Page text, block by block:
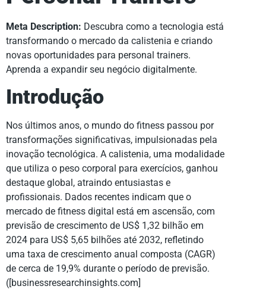
Meta Description: Descubra como a tecnologia está
transformando o mercado da calistenia e criando
novas oportunidades para personal trainers.
Aprenda a expandir seu negócio digitalmente.
Introdução
Nos últimos anos, o mundo do fitness passou por
transformações significativas, impulsionadas pela
inovação tecnológica. A calistenia, uma modalidade
que utiliza o peso corporal para exercícios, ganhou
destaque global, atraindo entusiastas e
profissionais. Dados recentes indicam que o
mercado de fitness digital está em ascensão, com
previsão de crescimento de US$ 1,32 bilhão em
2024 para US$ 5,65 bilhões até 2032, refletindo
uma taxa de crescimento anual composta (CAGR)
de cerca de 19,9% durante o período de previsão.
([businessresearchinsights.com]